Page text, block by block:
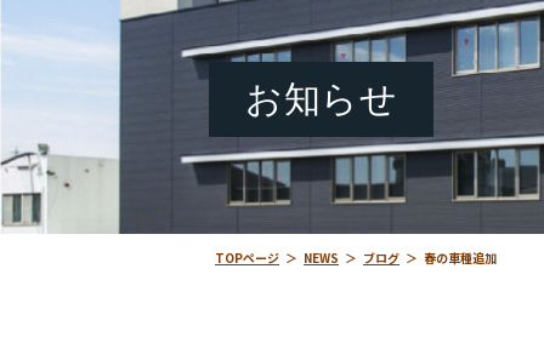
お知らせ
TOPページ ＞ NEWS ＞ ブログ ＞ 春の車種追加